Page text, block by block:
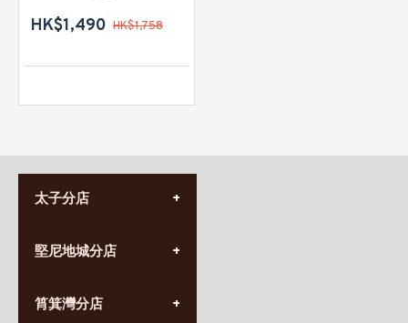
HK$1,490 HK$1,758
太子分店
營業時間:
九龍太子太子道西141號
堅尼地城分店
營業時間:
筲箕灣分店